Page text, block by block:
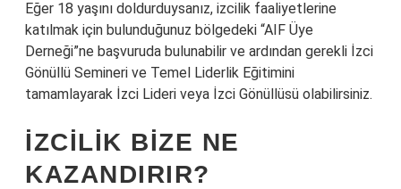
Eğer 18 yaşını doldurduysanız, izcilik faaliyetlerine
katılmak için bulunduğunuz bölgedeki “AIF Üye
Derneği”ne başvuruda bulunabilir ve ardından gerekli İzci
Gönüllü Semineri ve Temel Liderlik Eğitimini
tamamlayarak İzci Lideri veya İzci Gönüllüsü olabilirsiniz.
İZCILIK BIZE NE
KAZANDIRIR?